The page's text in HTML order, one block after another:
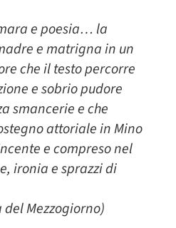
e poesia… la
e matrigna in un
che il testo percorre
e sobrio pudore
smancerie e che
attoriale in Mino
e compreso nel
ironia e sprazzi di
del Mezzogiorno)